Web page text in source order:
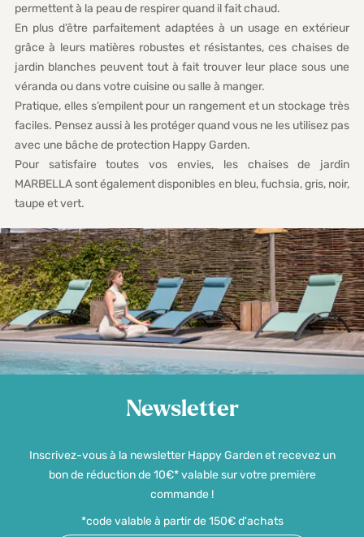
permettent à la peau de respirer quand il fait chaud.
En plus d’être parfaitement adaptées à un usage en extérieur
grâce à leurs matières robustes et résistantes, ces chaises de
jardin blanches peuvent tout à fait trouver leur place sous une
véranda ou dans votre cuisine ou salle à manger.
Pratique, elles s’empilent pour un rangement et un stockage très
faciles. Pensez aussi à les protéger quand vous ne les utilisez pas
avec une bâche de protection Happy Garden.
Pour satisfaire toutes vos envies, les chaises de jardin
MARBELLA sont également disponibles en bleu, fuchsia, gris, noir,
taupe et vert.
Newsletter
Inscrivez-vous à la newsletter Happy Garden et recevez un
bon de réduction de 10€* valable sur votre première
commande !
*code valable à partir de 150€ d'achats